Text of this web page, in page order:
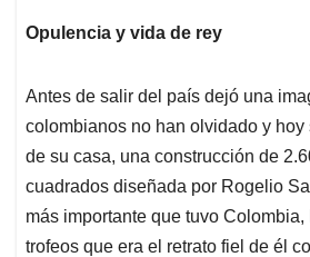
Opulencia y vida de rey
Antes de salir del país dejó una
colombianos no han olvidado y hoy
de su casa, una construcción de
cuadrados diseñada por Rogelio
más importante que tuvo
trofeos que era el retrato fiel de él